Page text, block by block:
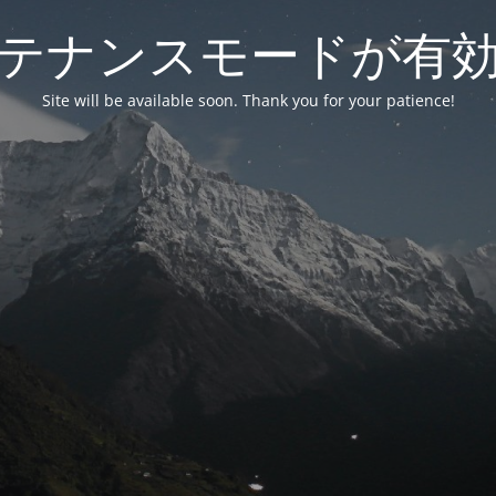
ナンスモードが有
Site will be available soon. Thank you for your patience!